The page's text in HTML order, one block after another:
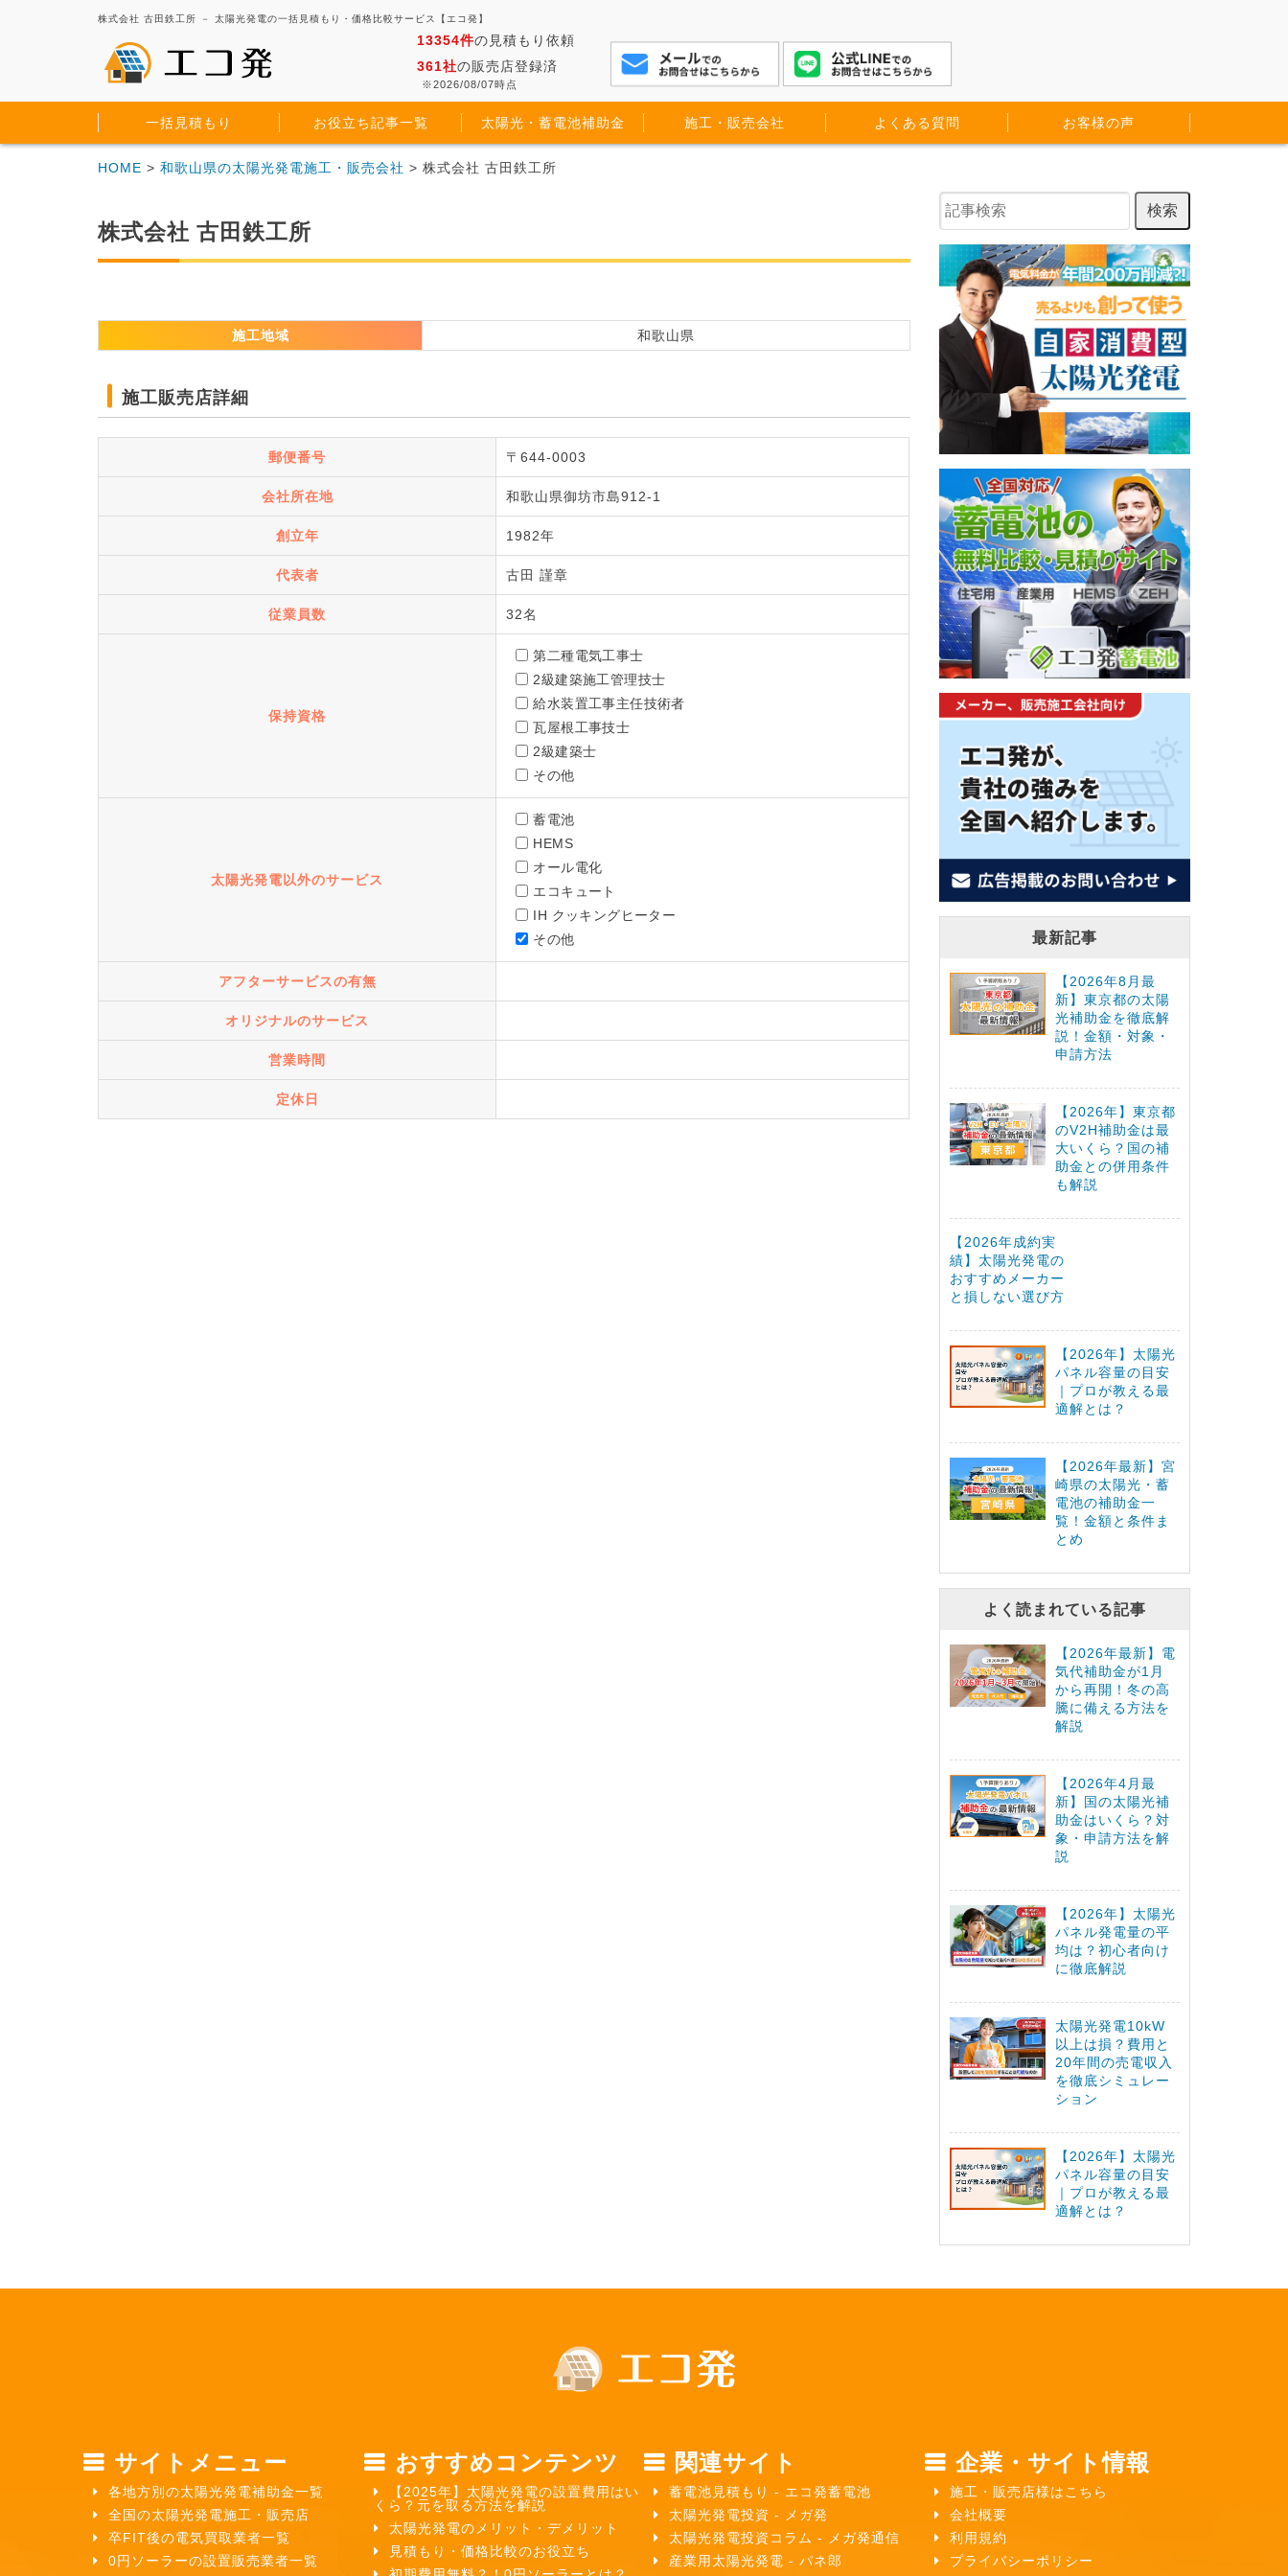
株式会社 古田鉄工所 － 太陽光発電の一括見積もり・価格比較サービス【エコ発】
13354件の見積もり依頼
361社の販売店登録済
※2026/08/07時点
一括見積もり お役立ち記事一覧 太陽光・蓄電池補助金 施工・販売会社 よくある質問 お客様の声
HOME > 和歌山県の太陽光発電施工・販売会社 > 株式会社 古田鉄工所
株式会社 古田鉄工所
施工地域 和歌山県
施工販売店詳細
郵便番号 〒644-0003
会社所在地 和歌山県御坊市島912-1
創立年 1982年
代表者 古田 謹章
従業員数 32名
保持資格
第二種電気工事士
2級建築施工管理技士
給水装置工事主任技術者
瓦屋根工事技士
2級建築士
その他
太陽光発電以外のサービス
蓄電池
HEMS
オール電化
エコキュート
IH クッキングヒーター
その他
アフターサービスの有無
オリジナルのサービス
営業時間
定休日
最新記事
【2026年8月最
新】東京都の太陽
光補助金を徹底解
説！金額・対象・
申請方法
【2026年】東京都
のV2H補助金は最
大いくら？国の補
助金との併用条件
も解説
【2026年成約実
績】太陽光発電の
おすすめメーカー
と損しない選び方
【2026年】太陽光
パネル容量の目安
｜プロが教える最
適解とは？
【2026年最新】宮
崎県の太陽光・蓄
電池の補助金一
覧！金額と条件ま
とめ
よく読まれている記事
【2026年最新】電
気代補助金が1月
から再開！冬の高
騰に備える方法を
解説
【2026年4月最
新】国の太陽光補
助金はいくら？対
象・申請方法を解
説
【2026年】太陽光
パネル発電量の平
均は？初心者向け
に徹底解説
太陽光発電10kW
以上は損？費用と
20年間の売電収入
を徹底シミュレー
ション
【2026年】太陽光
パネル容量の目安
｜プロが教える最
適解とは？
サイトメニュー
各地方別の太陽光発電補助金一覧
全国の太陽光発電施工・販売店
卒FIT後の電気買取業者一覧
0円ソーラーの設置販売業者一覧
おすすめコンテンツ
【2025年】太陽光発電の設置費用はい
くら？元を取る方法を解説
太陽光発電のメリット・デメリット
見積もり・価格比較のお役立ち
関連サイト
蓄電池見積もり - エコ発蓄電池
太陽光発電投資 - メガ発
太陽光発電投資コラム - メガ発通信
産業用太陽光発電 - パネ郎
企業・サイト情報
施工・販売店様はこちら
会社概要
利用規約
プライバシーポリシー